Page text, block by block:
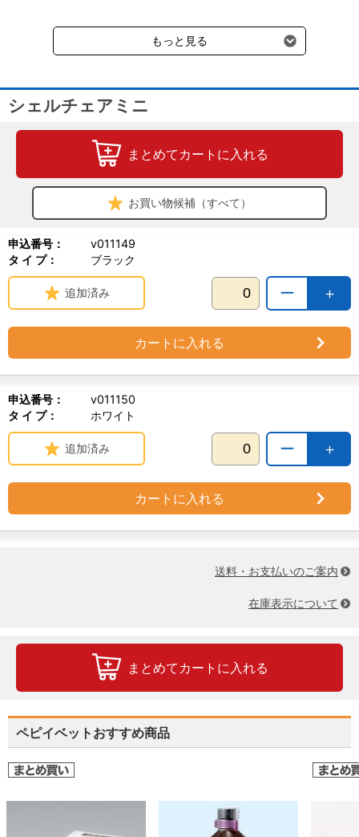
受けます。
もっと見る
シェルチェアミニ
まとめてカートに入れる
お買い物候補（すべて）
申込番号：
v011149
タ イ プ：
ブラック
＋
ー
追加済み
カートに入れる
申込番号：
v011150
タ イ プ：
ホワイト
＋
ー
追加済み
カートに入れる
送料・お支払いのご案内
在庫表示について
まとめてカートに入れる
ペピイベットおすすめ商品